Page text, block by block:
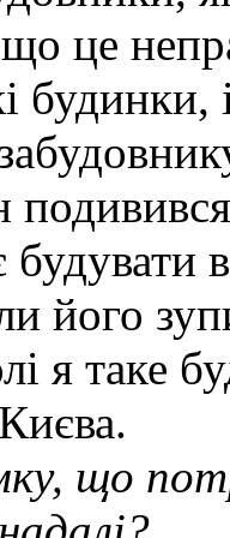
це
будинки,
його
я таке
що